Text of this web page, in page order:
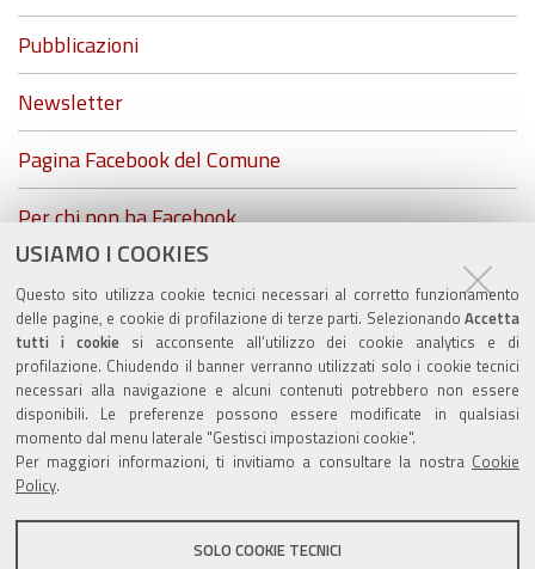
USIAMO I COOKIES
Questo sito utilizza cookie tecnici necessari al corretto funzionamento
delle pagine, e cookie di profilazione di terze parti. Selezionando Accetta
tutti i cookiesi acconsente all’utilizzo dei cookie analytics e di
profilazione. Chiudendo il banner verranno utilizzati solo i cookie tecnici
necessari alla navigazione e alcuni contenuti potrebbero non essere
disponibili. Le preferenze possono essere modificate in qualsiasi
momento dal menu laterale "Gestisci impostazioni cookie".
Per maggiori informazioni, ti invitiamo a consultare la nostra Cookie
Policy.
SOLO COOKIE TECNICI
Pubblicazioni
Newsletter
Pagina Facebook del Comune
Per chi non ha Facebook...
ZolaGram - il canale Telegram del Comune di Zola
Predosa
Valuta questo sito